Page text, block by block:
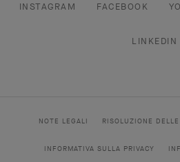
INSTAGRAM FACEBOOK
LINKEDIN
NOTE LEGALI RISOLUZIONE
INFORMATIVA SULLA PRIVACY